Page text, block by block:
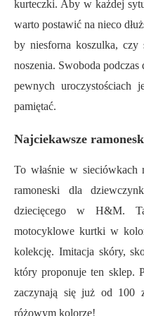
kurteczki. Aby w każdej
warto postawić na nieco
by niesforna koszulka, czy
noszenia. Swoboda
pewnych uroczystościach
pamiętać.
Najciekawsze
To właśnie w sieciówkach
ramoneski dla
dziecięcego w H&M.
motocyklowe kurtki w
kolekcję. Imitacja skóry,
który proponuje ten sklep.
zaczynają się już od 100
różowym kolorze!